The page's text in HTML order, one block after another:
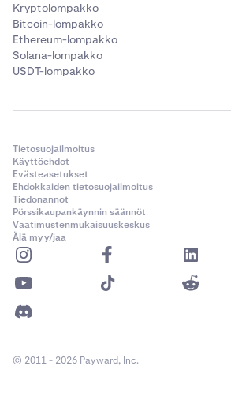
Kryptolompakko
Bitcoin-lompakko
Ethereum-lompakko
Solana-lompakko
USDT-lompakko
Tietosuojailmoitus
Käyttöehdot
Evästeasetukset
Ehdokkaiden tietosuojailmoitus
Tiedonannot
Pörssikaupankäynnin säännöt
Vaatimustenmukaisuuskeskus
Älä myy/jaa
© 2011 - 2026 Payward, Inc.